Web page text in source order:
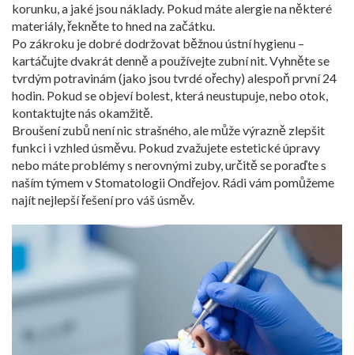
korunku, a jaké jsou náklady. Pokud máte alergie na některé
materiály, řekněte to hned na začátku.
Po zákroku je dobré dodržovat běžnou ústní hygienu –
kartáčujte dvakrát denně a používejte zubní nit. Vyhněte se
tvrdým potravinám (jako jsou tvrdé ořechy) alespoň první 24
hodin. Pokud se objeví bolest, která neustupuje, nebo otok,
kontaktujte nás okamžitě.
Broušení zubů není nic strašného, ale může výrazně zlepšit
funkci i vzhled úsměvu. Pokud zvažujete estetické úpravy
nebo máte problémy s nerovnými zuby, určitě se poraďte s
naším týmem v Stomatologii Ondřejov. Rádi vám pomůžeme
najít nejlepší řešení pro váš úsměv.